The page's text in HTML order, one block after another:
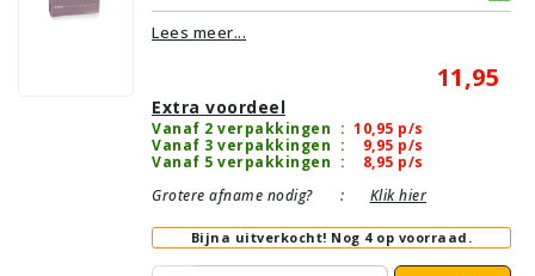
Lees meer...
11,95
Extra voordeel
Vanaf 2 verpakkingen : 10,95 p/s
Vanaf 3 verpakkingen : 9,95 p/s
Vanaf 5 verpakkingen : 8,95 p/s
Grotere afname nodig?
: Klik hier
Bijna uitverkocht! Nog 4 op voorraad.